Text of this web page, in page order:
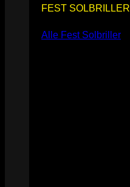
FEST SOLBRILLER
Alle Fest Solbriller